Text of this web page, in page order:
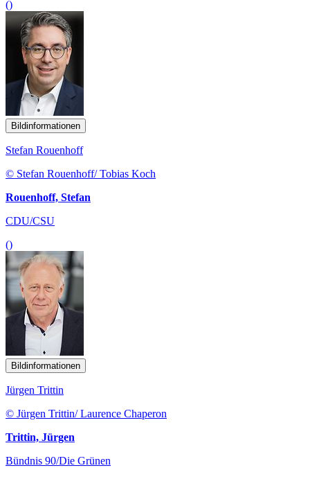
()
Bildinformationen
Stefan Rouenhoff
© Stefan Rouenhoff/ Tobias Koch
Rouenhoff, Stefan
CDU/CSU
()
Bildinformationen
Jürgen Trittin
© Jürgen Trittin/ Laurence Chaperon
Trittin, Jürgen
Bündnis 90/Die Grünen